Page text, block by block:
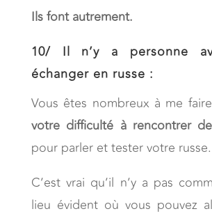
Ils font autrement.
10/Il n’y a personne
échanger en russe :
Vous êtes nombreux à me
votre difficulté à rencontrer
pour parler et tester votre russe.
C’est vrai qu’il n’y a pas
lieu évident où vous pouvez